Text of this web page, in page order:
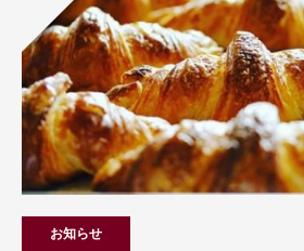
お知らせ